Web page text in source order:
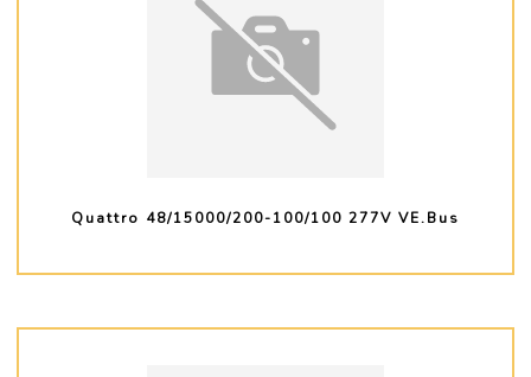
Quattro 48/15000/200-100/100 277V VE.Bus